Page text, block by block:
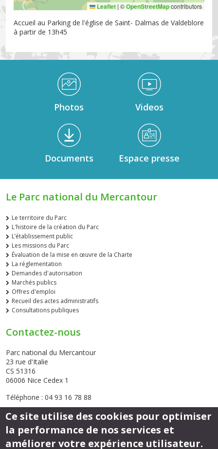
Leaflet | ©OpenStreetMapcontributors
Accueil au Parking de l'église de Saint- Dalmas de Valdeblore
à partir de 13h45
Médiathèque Footer
Photos Videos
Documents Espace presse
Le Parc national du Mercantour
Le territoire du Parc
L'histoire de la création du Parc
L’établissement public
Les missions du Parc
Évaluation de la mise en œuvre de la Charte
La réglementation
Demandes d'autorisation
Marchés publics
Offres d'emploi
Recueil des actes administratifs
Consultations publiques
Contactez-nous
Parc national du Mercantour
23 rue d'Italie
CS 51316
06006 Nice Cedex 1
Téléphone : 04 93 16 78 88
Envoyer un email
Ce site utilise des cookies pour optimiser
la performance de nos services et
améliorer votre expérience utilisateur.